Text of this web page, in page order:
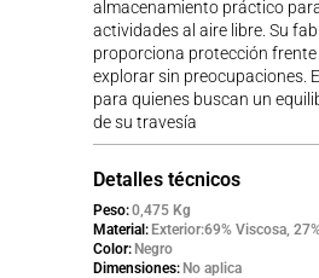
almacenamiento práctico
actividades al aire libre. Su
proporciona protección
explorar sin preocupaciones.
para quienes buscan un
de su travesía
Detalles técnicos
Peso 0,475 Kg
Material
Exterior:69% Viscosa,
Color Negro
Dimensiones No aplica